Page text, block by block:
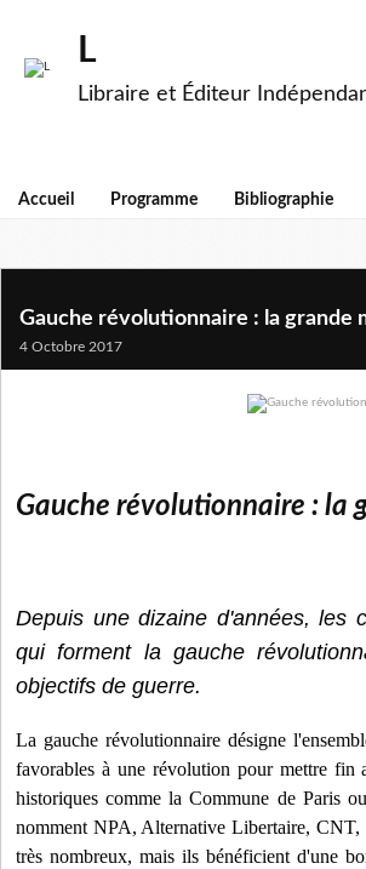
L
Libraire et Éditeur
Accueil Programme Bibliographie
Gauche révolutionnaire : la grande
4 Octobre 2017
Gauche révolutionnaire : la
Depuis une dizaine d'années, les
qui forment la gauche
objectifs de guerre.
La gauche révolutionnaire désigne
favorables à une révolution pour mettre fin
historiques comme la Commune de Paris
nomment NPA, Alternative Libertaire, CNT,
très nombreux, mais ils bénéficient d'une